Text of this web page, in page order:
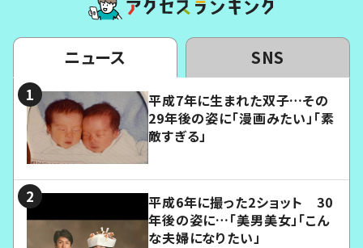
ニュース SNS
平成7年に生まれた双子…その
29年後の姿に「漫画みたい」「素
敵すぎる」
平成6年に撮った2ショット 30
年後の姿に…「美男美女」「こん
な夫婦になりたい」